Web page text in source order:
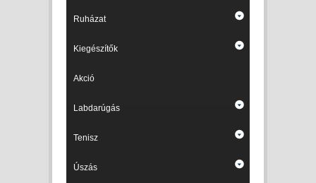
Ruházat
Kiegészítők
Akció
Labdarúgás
Tenisz
Úszás